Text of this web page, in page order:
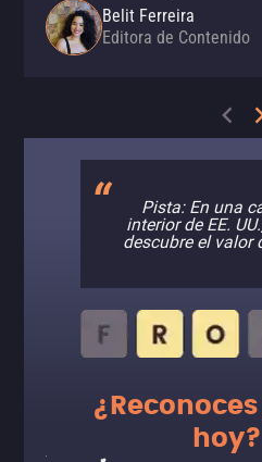
Belit Ferreira
Editora de Contenido
Pista: En una
interior de EE.
descubre el valor